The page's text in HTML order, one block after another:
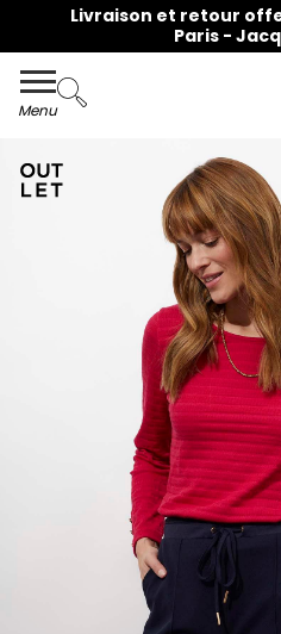
Livraison et retour
Paris -
Menu